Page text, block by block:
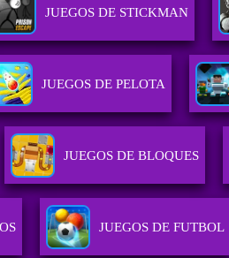
JUEGOS DE STICKMAN
JUEGOS DE PELOTA
JUEGOS DE BLOQUES
JUEGOS DE FUTBOL